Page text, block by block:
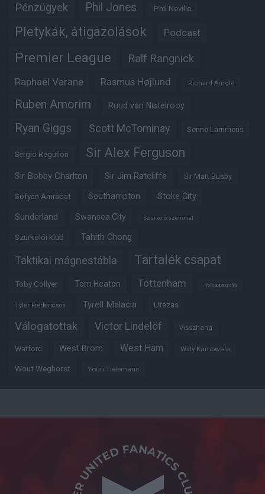
Pénzügyek Phil Jones Phil Neville
Pletykák, átigazolások Podcast
Premier League Ralf Rangnick
Raphaël Varane Rasmus Højlund Richard Arnold
Ruben Amorim Ruud van Nistelrooy
Ryan Giggs Scott McTominay Senne Lammens
Sergio Reguilon Sir Alex Ferguson
Sir Bobby Charlton Sir Jim Ratcliffe Sir Matt Busby
Sofyan Amrabat Southampton Stoke City
Sunderland Swansea City Szurkoló szemmel
Szurkolói klub Tahith Chong
Taktikai mágnestábla Tartalék csapat
Toby Collyer Tom Heaton Tottenham Trófeabibliográfia
Tyler Fredericson Tyrell Malacia Utazás
Válogatottak Victor Lindelöf Visszhang
Watford West Brom West Ham Willy Kambwala
Wout Weghorst Youri Tielemans